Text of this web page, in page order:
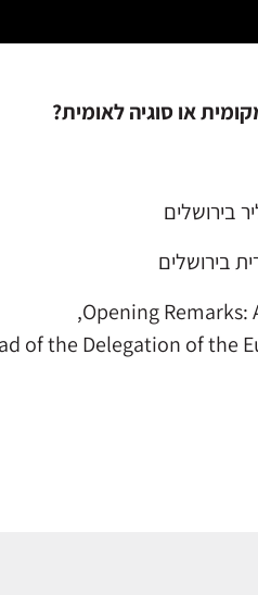
או סוגיה לאומית?
בירושלים
בירושלים
Opening Remarks:
of the Delegation of the